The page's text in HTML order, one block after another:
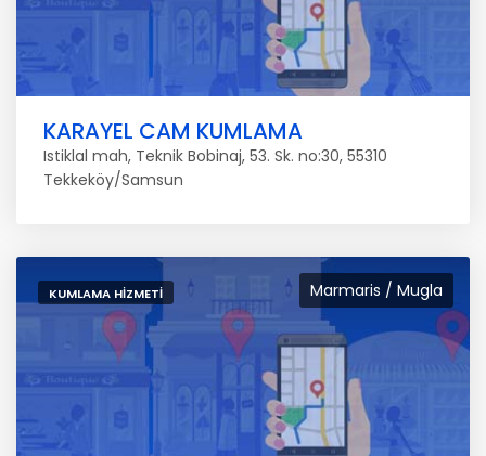
KARAYEL CAM KUMLAMA
Istiklal mah, Teknik Bobinaj, 53. Sk. no:30, 55310
Tekkeköy/Samsun
Marmaris / Mugla
KUMLAMA HIZMETI